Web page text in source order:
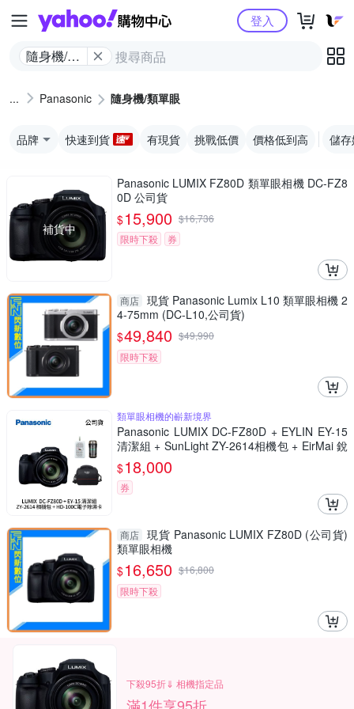
Yahoo購物中心
隨身機/類
登入
Panasonic 隨身機/類單眼
品牌 快速到貨 有現貨 挑戰低價 價格低到高 儲
補貨中
Panasonic LUMIX FZ80D 類單眼相機 DC-FZ8
0D 公司貨
$15,900 $16,736
限時下殺
券
商店 現貨 Panasonic Lumix L10 類單眼相機 2
4-75mm (DC-L10,公司貨)
$49,840 $49,990
限時下殺
類單眼相機的嶄新境界
Panasonic LUMIX DC-FZ80D + EYLIN EY-15
清潔組 + SunLight ZY-2614相機包 + EirMai 銳
瑪 HD-100C電子除濕卡 FZ80D (公司貨)
$18,000
券
商店 現貨 Panasonic LUMIX FZ80D (公司貨)
類單眼相機
$16,650 $16,800
限時下殺
下殺95折⇓ 相機指定品